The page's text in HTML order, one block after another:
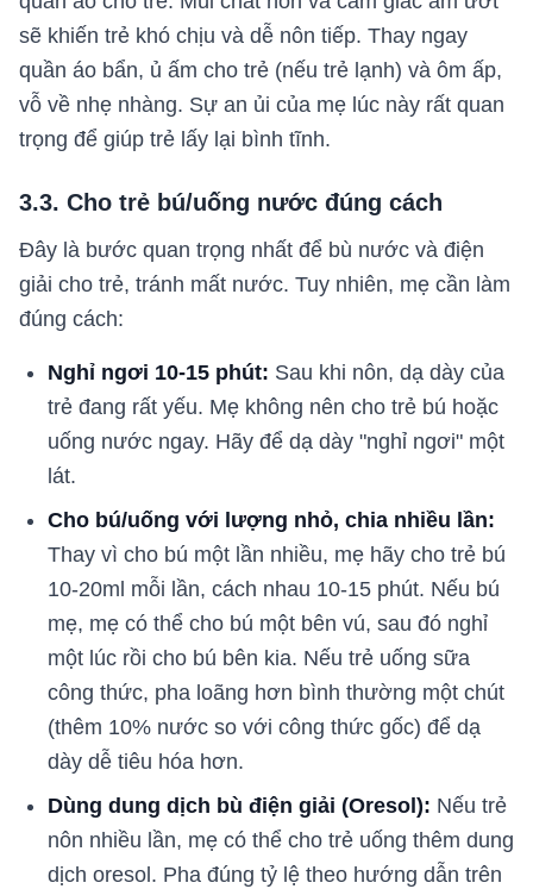
sẽ khiến trẻ khó chịu và dễ nôn tiếp. Thay ngay
quần áo bẩn, ủ ấm cho trẻ (nếu trẻ lạnh) và ôm ấp,
vỗ về nhẹ nhàng. Sự an ủi của mẹ lúc này rất quan
trọng để giúp trẻ lấy lại bình tĩnh.
3.3. Cho trẻ bú/uống nước đúng cách
Đây là bước quan trọng nhất để bù nước và điện
giải cho trẻ, tránh mất nước. Tuy nhiên, mẹ cần làm
đúng cách:
Nghỉ ngơi 10-15 phút: Sau khi nôn, dạ dày của
trẻ đang rất yếu. Mẹ không nên cho trẻ bú hoặc
uống nước ngay. Hãy để dạ dày "nghỉ ngơi" một
lát.
Cho bú/uống với lượng nhỏ, chia nhiều lần:
Thay vì cho bú một lần nhiều, mẹ hãy cho trẻ bú
10-20ml mỗi lần, cách nhau 10-15 phút. Nếu bú
mẹ, mẹ có thể cho bú một bên vú, sau đó nghỉ
một lúc rồi cho bú bên kia. Nếu trẻ uống sữa
công thức, pha loãng hơn bình thường một chút
(thêm 10% nước so với công thức gốc) để dạ
dày dễ tiêu hóa hơn.
Dùng dung dịch bù điện giải (Oresol): Nếu trẻ
nôn nhiều lần, mẹ có thể cho trẻ uống thêm dung
dịch oresol. Pha đúng tỷ lệ theo hướng dẫn trên